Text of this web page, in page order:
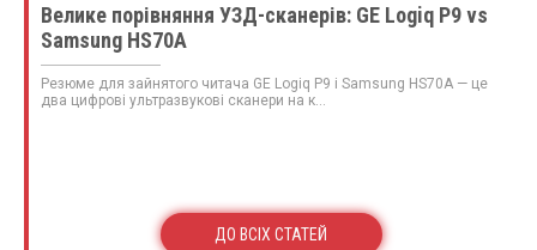
Велике порівняння УЗД-сканерів: GE Logiq P9 vs
Samsung HS70A
Резюме для зайнятого читача GE Logiq P9 і Samsung HS70A — це
два цифрові ультразвукові сканери на к...
ДО ВСІХ СТАТЕЙ